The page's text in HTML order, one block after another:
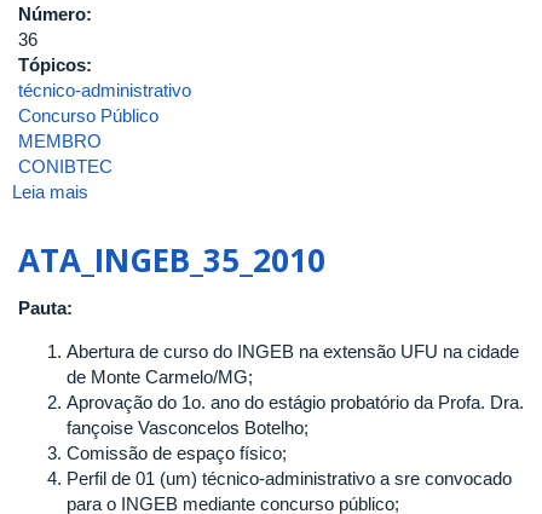
E
DA
UNIVERSIDADE
FEDERAL
DE
UBERLÂNDIA
Número:
36
Tópicos:
técnico-administrativo
Concurso Público
MEMBRO
CONIBTEC
Leia mais
ATA_INGEB_35_2010
Pauta:
Abertura de curso do INGEB na extensão UFU na cidade
de Monte Carmelo/MG;
Aprovação do 1o. ano do estágio probatório da Profa. Dra.
fançoise Vasconcelos Botelho;
Comissão de espaço físico;
Perfil de 01 (um) técnico-administrativo a sre convocado
para o INGEB mediante concurso público;